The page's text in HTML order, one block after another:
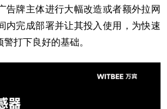
告牌主体进行大幅改造或者额外拉网
内完成部署并让其投入使用，为快速
打下良好的基础。